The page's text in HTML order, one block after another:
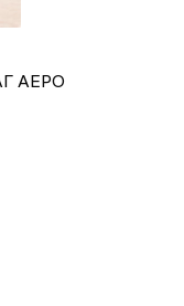
АЕРО
крушение